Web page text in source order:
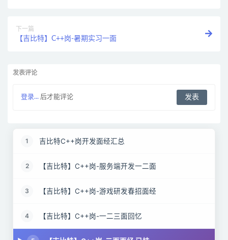
下一篇
【吉比特】C++岗-暑期实习一面
发表评论
登录... 后才能评论
1 吉比特C++岗开发面经汇总
2 【吉比特】C++岗-服务端开发一二面
3 【吉比特】C++岗-游戏研发春招面经
4 【吉比特】C++岗-一二三面回忆